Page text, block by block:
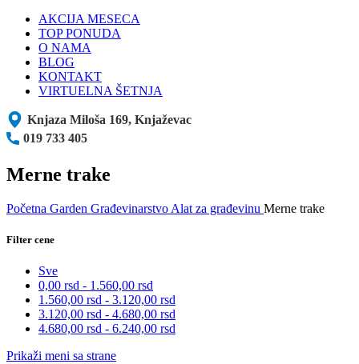
AKCIJA MESECA
TOP PONUDA
O NAMA
BLOG
KONTAKT
VIRTUELNA ŠETNJA
Knjaza Miloša 169, Knjaževac
019 733 405
Merne trake
Početna Garden Građevinarstvo Alat za građevinu Merne trake
Filter cene
Sve
0,00 rsd - 1.560,00 rsd
1.560,00 rsd - 3.120,00 rsd
3.120,00 rsd - 4.680,00 rsd
4.680,00 rsd - 6.240,00 rsd
Prikaži meni sa strane